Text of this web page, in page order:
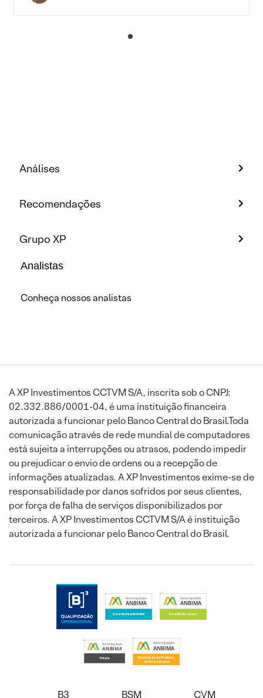
Análises
Recomendações
Grupo XP
Analistas
Conheça nossos analistas
A XP Investimentos CCTVM S/A, inscrita sob o CNPJ:
02.332.886/0001-04, é uma instituição financeira
autorizada a funcionar pelo Banco Central do Brasil.Toda
comunicação através de rede mundial de computadores
está sujeita a interrupções ou atrasos, podendo impedir
ou prejudicar o envio de ordens ou a recepção de
informações atualizadas. A XP Investimentos exime-se de
responsabilidade por danos sofridos por seus clientes,
por força de falha de serviços disponibilizados por
terceiros. A XP Investimentos CCTVM S/A é instituição
autorizada a funcionar pelo Banco Central do Brasil.
B3 BSM CVM